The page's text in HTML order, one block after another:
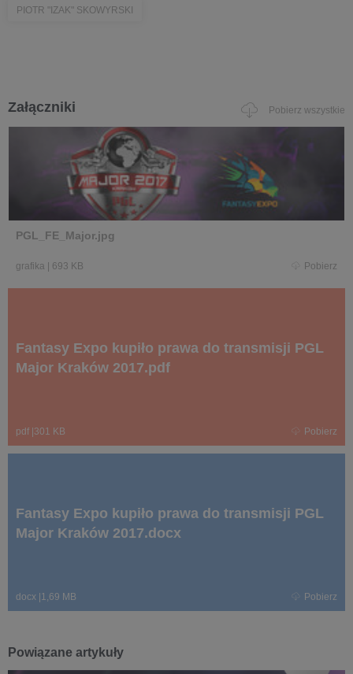
PIOTR "IZAK" SKOWYRSKI
Załączniki Pobierz wszystkie
PGL_FE_Major.jpg
grafika 693 KB Pobierz
Fantasy Expo kupiło prawa do transmisji PGL
Major Kraków 2017.pdf
pdf 301 KB Pobierz
Fantasy Expo kupiło prawa do transmisji PGL
Major Kraków 2017.docx
docx 1,69 MB Pobierz
Powiązane artykuły